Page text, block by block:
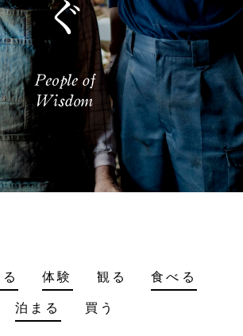
体験 観る 食べる
泊まる 買う